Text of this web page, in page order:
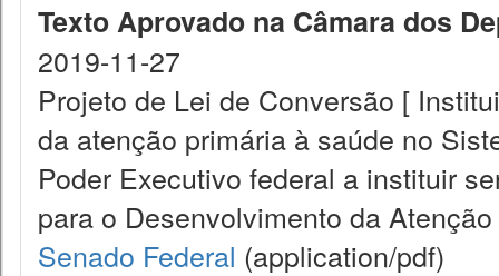
Texto Aprovado na Câmara dos
2019-11-27
Projeto de Lei de Conversão [
da atenção primária à saúde no
Poder Executivo federal a instituir
para o Desenvolvimento da
Senado Federal (application/pdf)